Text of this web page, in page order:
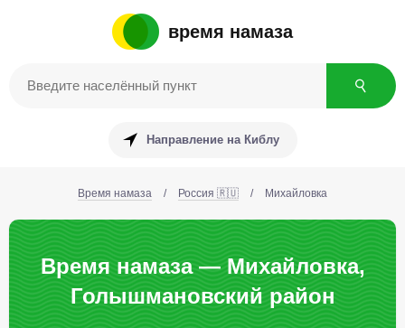
время намаза
Направление на Киблу
Время намаза / Россия 🇷🇺 / Михайловка
Время намаза — Михайловка,
Голышмановский район